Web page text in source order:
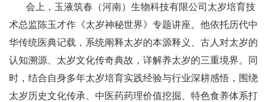
会上，玉液筑春（河南）生物科技有限公司太岁培育技
术总监陈玉才作《太岁神秘世界》专题讲座。他依托历代中
华传统医典记载，系统阐释太岁的本源释义、古人对太岁的
认知溯源、太岁文化传奇典故，详解养太岁的三重境界。同
时，结合自身多年太岁培育实践经验与行业深耕感悟，围绕
太岁历史文化传承、中医药药理价值挖掘、特色食养体系打